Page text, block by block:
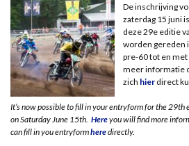
De inschrijving
zaterdag 15 juni
deze 29e editie
worden gereden
pre-60 tot en met
meer informatie
zich hier direct
It’s now possible to fill in your entryform for the
on Saturday June 15th. Hereyou will find more
can fill in you entryformheredirectly.